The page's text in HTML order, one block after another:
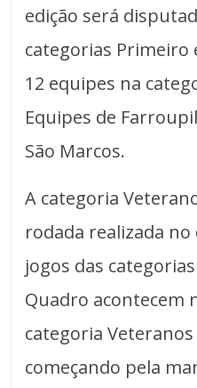
edição será
categorias Primeiro
12 equipes na
Equipes de
São Marcos.
A categoria
rodada realizada no
jogos das
Quadro acontecem
categoria
começando pela